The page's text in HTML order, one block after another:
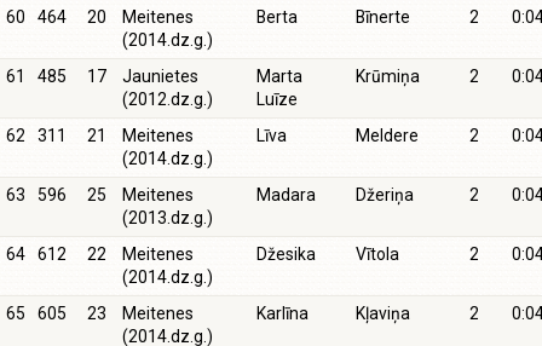
60 464 20
Meitenes
(2014.dz.g.)
Berta Bīnerte 2
61 485 17
Jaunietes
(2012.dz.g.)
Marta
Luīze
Krūmiņa 2
62 311 21
Meitenes
(2014.dz.g.)
Līva Meldere 2
63 596 25
Meitenes
(2013.dz.g.)
Madara Džeriņa 2
64 612 22
Meitenes
(2014.dz.g.)
Džesika Vītola 2
65 605 23
Meitenes
(2014.dz.g.)
Karlīna Kļaviņa 2